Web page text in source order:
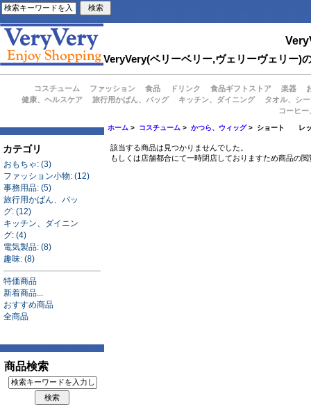
VeryVery(ベリーベリー,ヴェリーヴェリー)
コスチューム ファッション 食品 ドリンク 食品ギフトストア 楽器
健康、ヘルスケア
旅行用かばん、バッグ キッチン、ダイニング
タオル、シ
コーヒ
カテゴリ
おもちゃ: (3)
ファッション小物: (12)
事務用品: (5)
旅行用かばん、バッ
グ: (12)
キッチン、ダイニン
グ: (4)
電気製品: (8)
趣味: (8)
特価商品
新着商品...
おすすめ商品
全商品
商品検索
ホーム > コスチューム >かつら、ウィッグ> ショート レ
該当する商品は見つかりませんでした。
もしくは店舗都合にて一時閉店しておりますため商品の